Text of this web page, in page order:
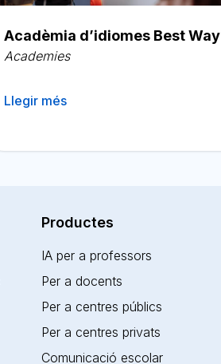
Acadèmia d’idiomes Best Way
Academies
Llegir més
Productes
IA per a professors
Per a docents
Per a centres públics
Per a centres privats
Comunicació escolar